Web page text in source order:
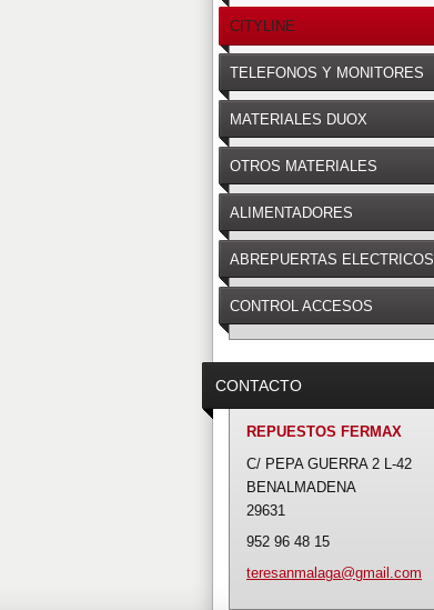
CITYLINE
TELEFONOS Y MONITORES
MATERIALES DUOX
OTROS MATERIALES
ALIMENTADORES
ABREPUERTAS ELECTRICOS
CONTROL ACCESOS
CONTACTO
REPUESTOS FERMAX
C/ PEPA GUERRA 2 L-42
BENALMADENA
29631
952 96 48 15
teresanmalaga@gmail.com